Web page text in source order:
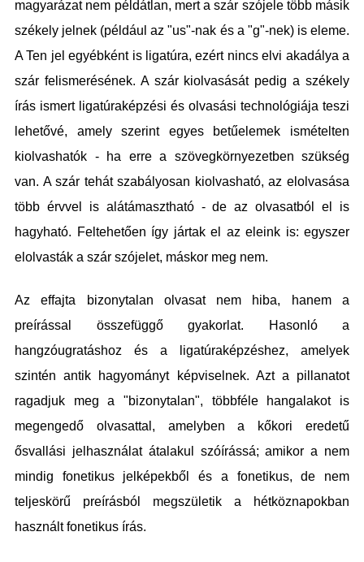
magyarázat nem példátlan, mert a szár szójele több másik
székely jelnek (például az "us"-nak és a "g"-nek) is eleme.
A Ten jel egyébként is ligatúra, ezért nincs elvi akadálya a
szár felismerésének. A szár kiolvasását pedig a székely
írás ismert ligatúraképzési és olvasási technológiája teszi
lehetővé, amely szerint egyes betűelemek ismételten
kiolvashatók - ha erre a szövegkörnyezetben szükség
van. A szár tehát szabályosan kiolvasható, az elolvasása
több érvvel is alátámasztható - de az olvasatból el is
hagyható. Feltehetően így jártak el az eleink is: egyszer
elolvasták a szár szójelet, máskor meg nem.
Az effajta bizonytalan olvasat nem hiba, hanem a
preírással összefüggő gyakorlat. Hasonló a
hangzóugratáshoz és a ligatúraképzéshez, amelyek
szintén antik hagyományt képviselnek. Azt a pillanatot
ragadjuk meg a "bizonytalan", többféle hangalakot is
megengedő olvasattal, amelyben a kőkori eredetű
ősvallási jelhasználat átalakul szóírássá; amikor a nem
mindig fonetikus jelképekből és a fonetikus, de nem
teljeskörű preírásból megszületik a hétköznapokban
használt fonetikus írás.